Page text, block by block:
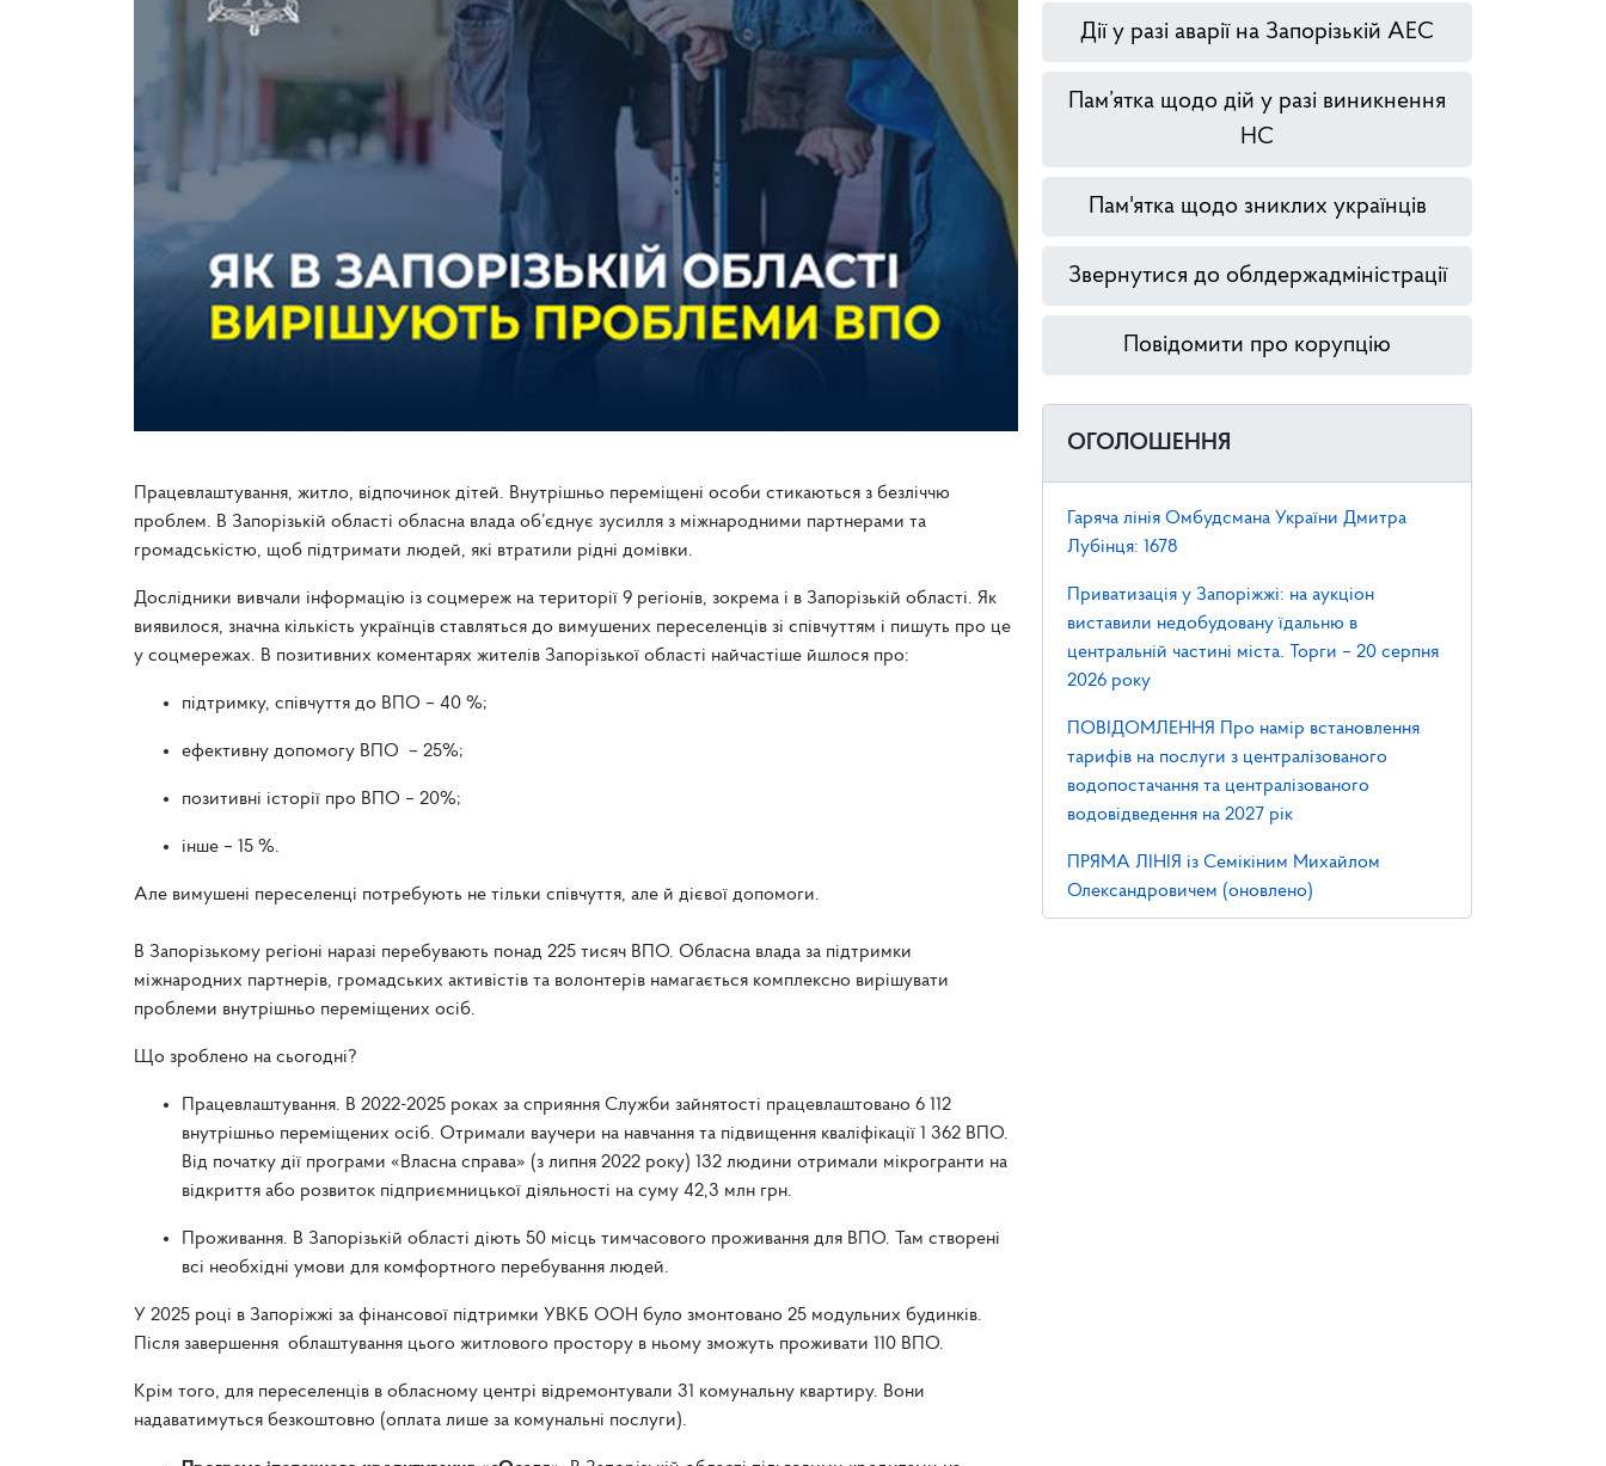
Працевлаштування, житло, відпочинок дітей. Внутрішньо переміщені особи стикаються з безліччю
проблем. В Запорізькій області обласна влада об’єднує зусилля з міжнародними партнерами та
громадськістю, щоб підтримати людей, які втратили рідні домівки.
Дослідники вивчали інформацію із соцмереж на території 9 регіонів, зокрема і в Запорізькій області. Як
виявилося, значна кількість українців ставляться до вимушених переселенців зі співчуттям і пишуть про це
у соцмережах. В позитивних коментарях жителів Запорізької області найчастіше йшлося про:
підтримку, співчуття до ВПО – 40 %;
ефективну допомогу ВПО – 25%;
позитивні історії про ВПО – 20%;
інше – 15 %.
Але вимушені переселенці потребують не тільки співчуття, але й дієвої допомоги.
В Запорізькому регіоні наразі перебувають понад 225 тисяч ВПО. Обласна влада за підтримки
міжнародних партнерів, громадських активістів та волонтерів намагається комплексно вирішувати
проблеми внутрішньо переміщених осіб.
Що зроблено на сьогодні?
Працевлаштування. В 2022-2025 роках за сприяння Служби зайнятості працевлаштовано 6 112
внутрішньо переміщених осіб. Отримали ваучери на навчання та підвищення кваліфікації 1 362 ВПО.
Від початку дії програми «Власна справа» (з липня 2022 року) 132 людини отримали мікрогранти на
відкриття або розвиток підприємницької діяльності на суму 42,3 млн грн.
Проживання. В Запорізькій області діють 50 місць тимчасового проживання для ВПО. Там створені
всі необхідні умови для комфортного перебування людей.
У 2025 році в Запоріжжі за фінансової підтримки УВКБ ООН було змонтовано 25 модульних будинків.
Після завершення облаштування цього житлового простору в ньому зможуть проживати 110 ВПО.
Крім того, для переселенців в обласному центрі відремонтували 31 комунальну квартиру. Вони
надаватимуться безкоштовно (оплата лише за комунальні послуги).
Дії у разі аварії на Запорізькій АЕС
Пам’ятка щодо дій у разі виникнення
НС
Пам'ятка щодо зниклих українців
Звернутися до облдержадміністрації
Повідомити про корупцію
ОГОЛОШЕННЯ
Гаряча лінія Омбудсмана України Дмитра
Лубінця: 1678
Приватизація у Запоріжжі: на аукціон
виставили недобудовану їдальню в
центральній частині міста. Торги – 20 серпня
2026 року
ПОВІДОМЛЕННЯ Про намір встановлення
тарифів на послуги з централізованого
водопостачання та централізованого
водовідведення на 2027 рік
ПРЯМА ЛІНІЯ із Семікіним Михайлом
Олександровичем (оновлено)